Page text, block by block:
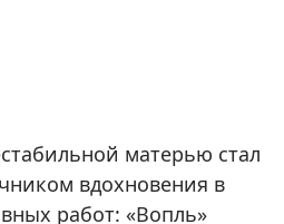
матерью стал
вдохновения в
работ: «Вопль»